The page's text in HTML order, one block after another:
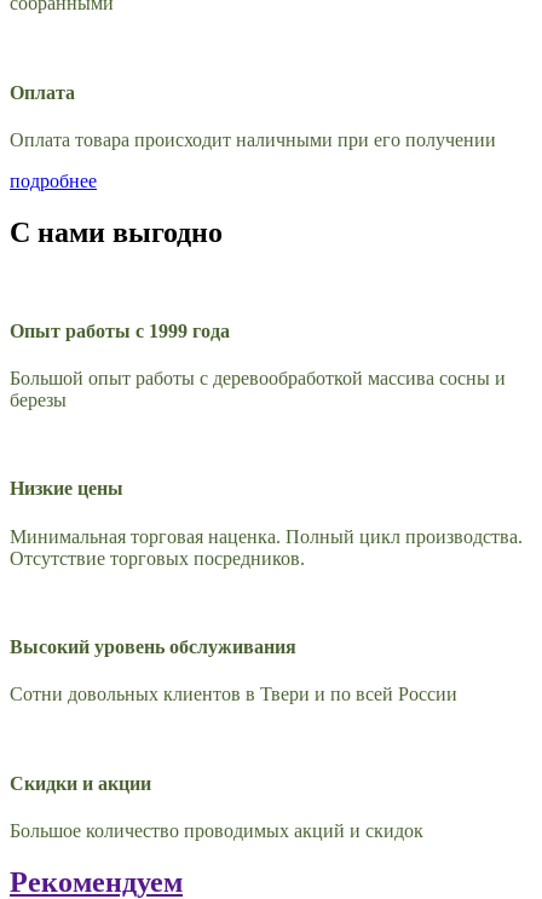
Оплата
Оплата товара происходит наличными при его получении
подробнее
С нами выгодно
Опыт работы с 1999 года
Большой опыт работы с деревообработкой массива сосны и
березы
Низкие цены
Минимальная торговая наценка. Полный цикл производства.
Отсутствие торговых посредников.
Высокий уровень обслуживания
Сотни довольных клиентов в Твери и по всей России
Скидки и акции
Большое количество проводимых акций и скидок
Рекомендуем